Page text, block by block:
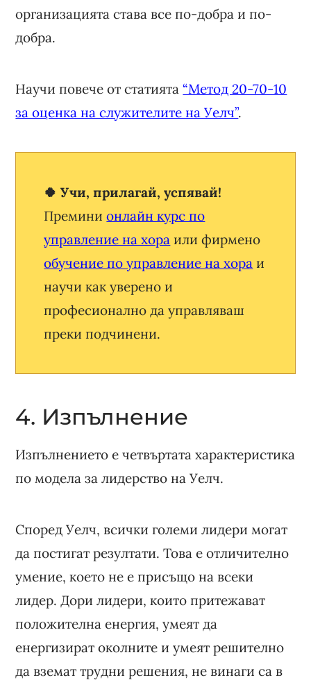
организацията става все по-добра и по-
добра.
Научи повече от статията “Метод 20-70-10
за оценка на служителите на Уелч”.
🍀 Учи, прилагай, успявай!
Преминионлайн курс по
управление на хора или фирмено
обучение по управление на хора и
научи как уверено и
професионално да управляваш
преки подчинени.
4. Изпълнение
Изпълнението е четвъртата характеристика
по модела за лидерство на Уелч.
Според Уелч, всички големи лидери могат
да постигат резултати. Това е отличително
умение, което не е присъщо на всеки
лидер. Дори лидери, които притежават
положителна енергия, умеят да
енергизират околните и умеят решително
да вземат трудни решения, не винаги са в